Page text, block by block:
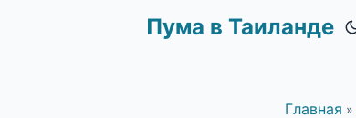
Пума в Таиланде
Главная »